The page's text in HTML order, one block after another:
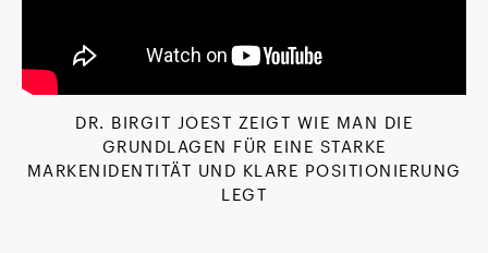
DR. BIRGIT JOEST ZEIGT WIE MAN DIE
GRUNDLAGEN FÜR EINE STARKE
MARKENIDENTITÄT UND KLARE POSITIONIERUNG
LEGT